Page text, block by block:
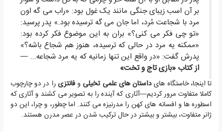
بر آن اسب زیبای جنگی مانند یک غول بود: «راب می گه اون
مرد با شجاعت مُرد، اما جان می گه ترسیده بود.» پدر پرسید:
«تو چی فکر می کنی؟» بران به این موضوع فکر کرده بود:
«ممکنه یه مرد در حالی که ترسیده، هنوز هم شجاع باشه؟»
پدرش گفت: «در واقع این تنها زمانیه که یه مرد شجاعه... —
از کتاب «بازی تاج و تخت»
تا اینجا، خاستگاه هایداستان های علمی تخیلی وفانتزی را در دو چارچوب
کاملا متفاوت مرور کردیم—آثاری که آینده را به تصویر می کشند و آثاری که
اسطوره ها و افسانه های کهن را مدرنیزه می کنند. اما چطور، و چرا، این دو
ژانر متفاوت، بیشتر و بیشتر در حال ترکیب شدن در عصر مدرن هستند.